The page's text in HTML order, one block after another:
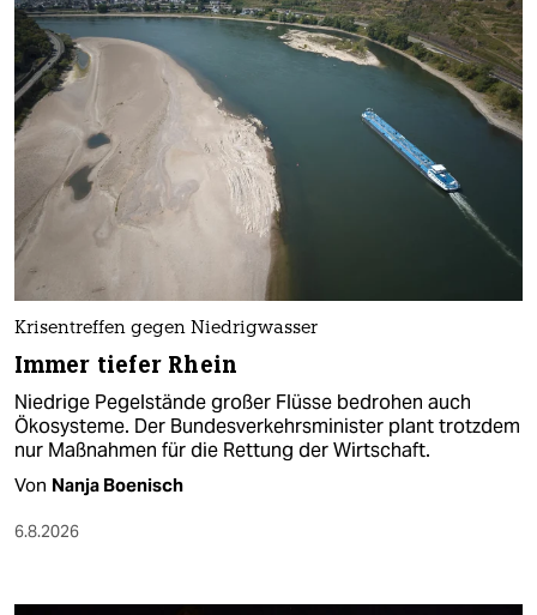
Krisentreffen gegen Niedrigwasser
Immer tiefer Rhein
Niedrige Pegelstände großer Flüsse bedrohen auch
Ökosysteme. Der Bundesverkehrsminister plant trotzdem
nur Maßnahmen für die Rettung der Wirtschaft.
Von Nanja Boenisch
6.8.2026